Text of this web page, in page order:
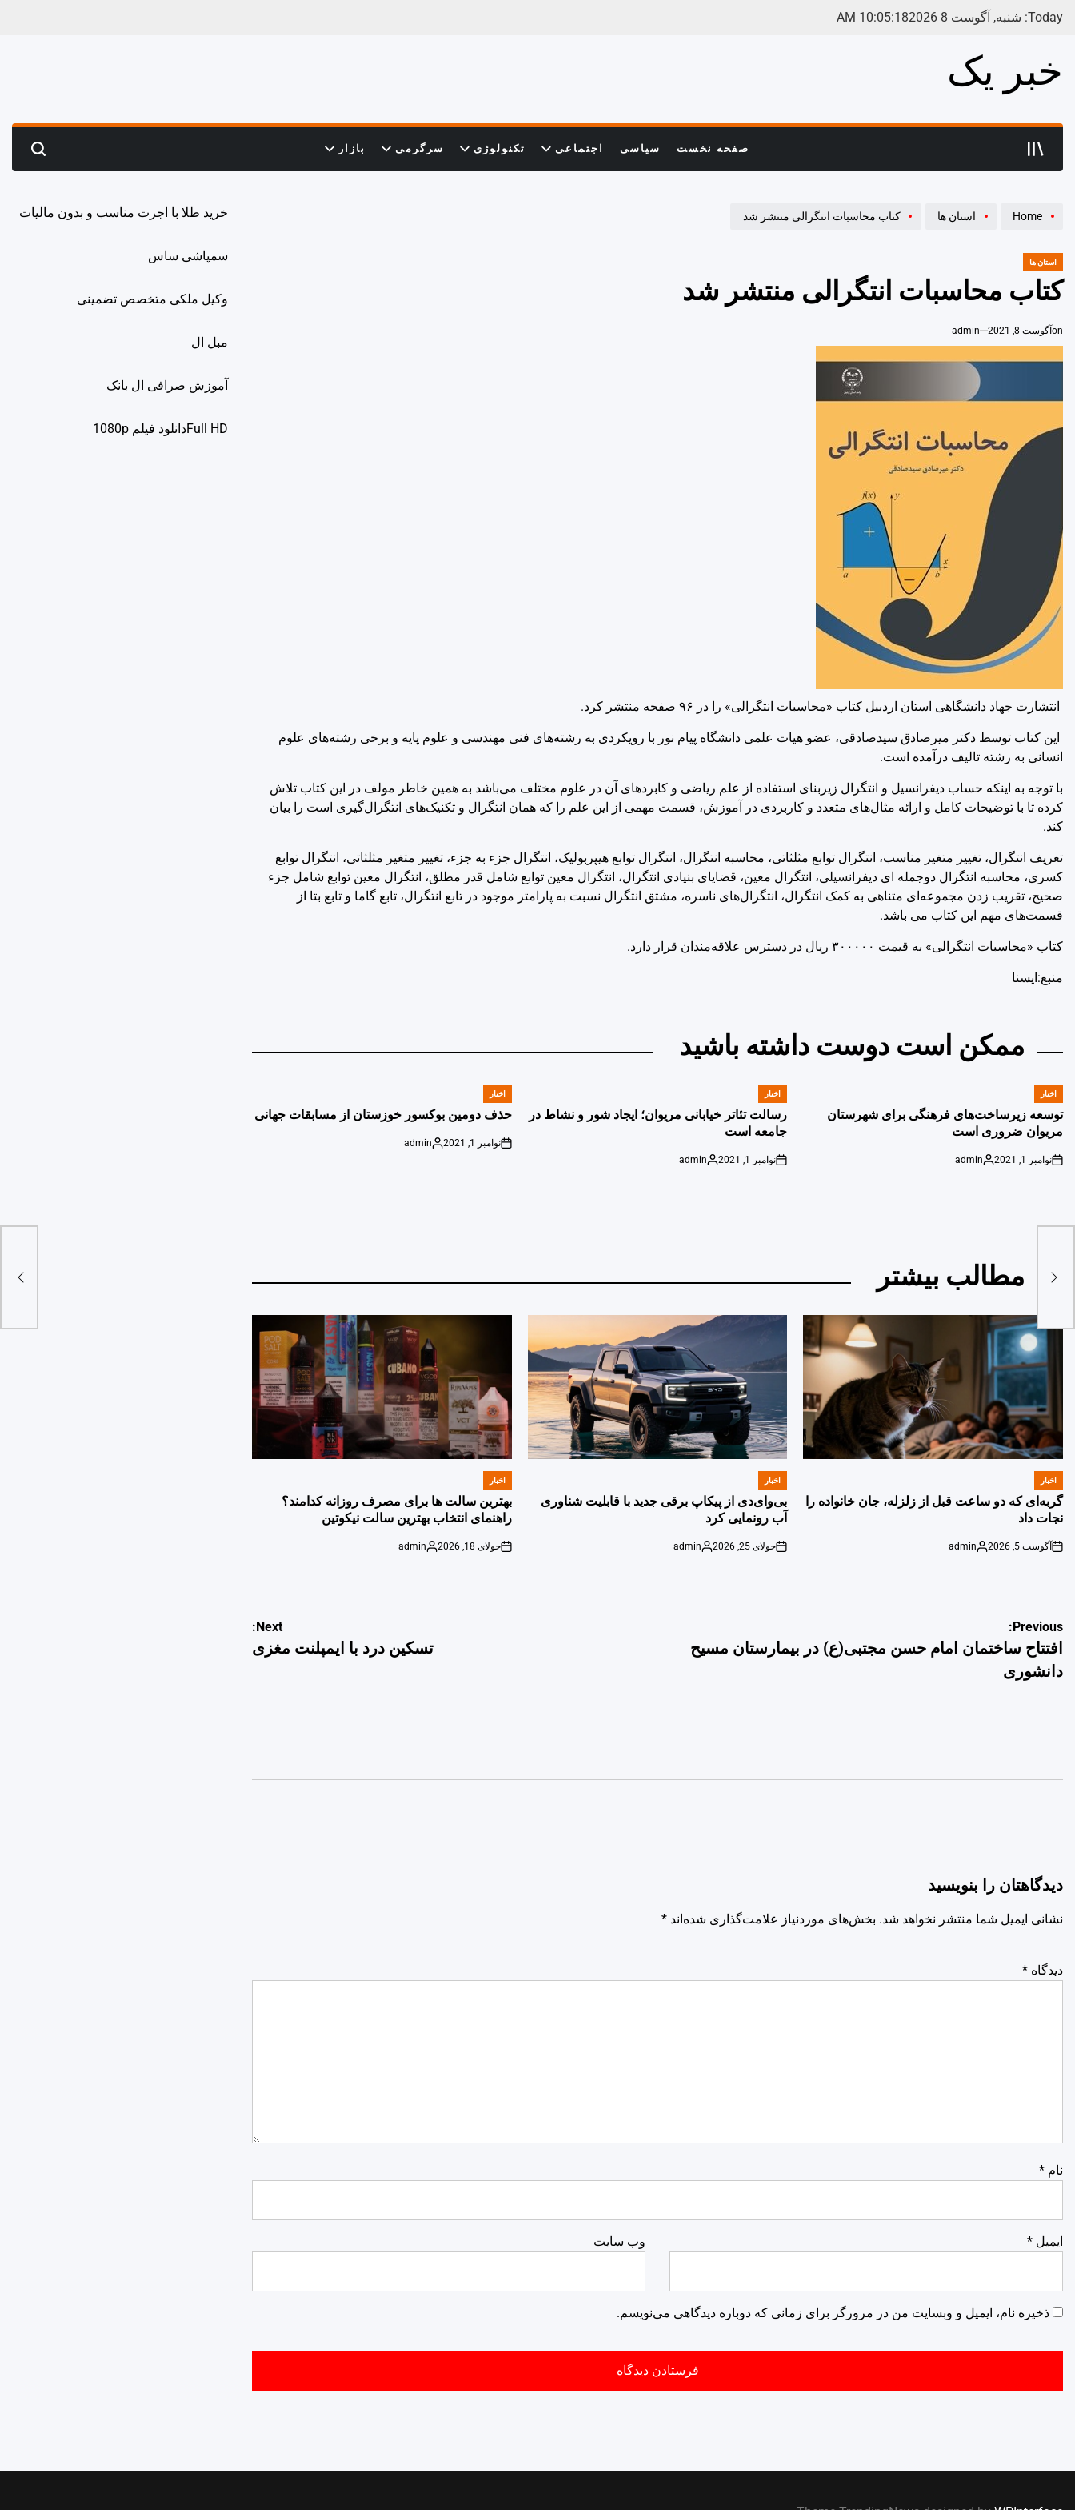
Today: شنبه, آگوست 8 2026 10:05:19
AM
خبر یک
صفحه نخست سیاسی اجتماعی تکنولوژی سرگرمی بازار Search
Home استان ها کتاب محاسبات انتگرالی منتشر شد
POSTED
IN
استان ها
کتاب محاسبات انتگرالی منتشر شد
onآگوست 8, 2021 admin
انتشارت جهاد دانشگاهی استان اردبیل کتاب «محاسبات انتگرالی» را در ۹۶ صفحه منتشر کرد.
این کتاب توسط دکتر میرصادق سیدصادقی، عضو هیات علمی دانشگاه پیام نور با رویکردی به رشته‌های فنی مهندسی و علوم پایه و برخی رشته‌های علوم
انسانی به رشته تالیف درآمده است.
با توجه به اینکه حساب دیفرانسیل و انتگرال زیربنای استفاده از علم ریاضی و کابردهای آن در علوم مختلف می‌باشد به همین خاطر مولف در این کتاب تلاش
کرده تا با توضیحات کامل و ارائه مثال‌های متعدد و کاربردی در آموزش، قسمت مهمی از این علم را که همان انتگرال و تکنیک‌های انتگرال‌گیری است را بیان
کند.
تعریف انتگرال، تغییر متغیر مناسب، انتگرال توابع مثلثاتی، محاسبه انتگرال، انتگرال توابع هیپربولیک، انتگرال جزء به جزء، تغییر متغیر مثلثاتی، انتگرال توابع
کسری، محاسبه انتگرال دوجمله ای دیفرانسیلی، انتگرال معین، قضایای بنیادی انتگرال، انتگرال معین توابع شامل قدر مطلق، انتگرال معین توابع شامل جزء
صحیح، تقریب زدن مجموعه‌ای متناهی به کمک انتگرال، انتگرال‌های ناسره، مشتق انتگرال نسبت به پارامتر موجود در تابع انتگرال، تابع گاما و تابع بتا از
قسمت‌های مهم این کتاب می باشد.
کتاب «محاسبات انتگرالی» به قیمت ۳۰۰۰۰۰ ریال در دسترس علاقه‌مندان قرار دارد.
منبع:ایسنا
ممکن است دوست داشته باشید
POSTED
IN
اخبار
توسعه زیرساخت‌های فرهنگی برای شهرستان
مریوان ضروری است
on
نوامبر 1, 2021
Posted
admin
POSTED
اخبار
رسالت تئاتر خیابانی مریوان؛ ایجاد شور و نشاط در
جامعه است
on
نوامبر 1, 2021
Posted
admin
POSTED
اخبار
حذف دومین بوکسور خوزستان از مسابقات جهانی
on
نوامبر 1, 2021
Posted
admin
مطالب بیشتر
POSTED
IN
اخبار
گربه‌ای که دو ساعت قبل از زلزله، جان خانواده را
نجات داد
on
آگوست 5, 2026
Posted
admin
POSTED
اخبار
بی‌وای‌دی از پیکاپ برقی جدید با قابلیت شناوری
آب رونمایی کرد
on
جولای 25, 2026
Posted
admin
POSTED
اخبار
بهترین سالت ها برای مصرف روزانه کدامند؟
راهنمای انتخاب بهترین سالت نیکوتین
on
جولای 18, 2026
Posted
admin
راهبری
نوشته
Previous:
افتتاح ساختمان امام حسن مجتبی(ع) در بیمارستان مسیح
دانشوری
Next:
تسکین درد با ایمپلنت مغزی
دیدگاهتان را بنویسید
نشانی ایمیل شما منتشر نخواهد شد. بخش‌های موردنیاز علامت‌گذاری شده‌اند *
دیدگاه *
نام *
ایمیل * وب‌ سایت
ذخیره نام، ایمیل و وبسایت من در مرورگر برای زمانی که دوباره دیدگاهی می‌نویسم.
خرید طلا با اجرت مناسب و بدون مالیات
سمپاشی ساس
وکیل ملکی متخصص تضمینی
مبل ال
آموزش صرافی ال بانک
Full HDدانلود فيلم 1080p